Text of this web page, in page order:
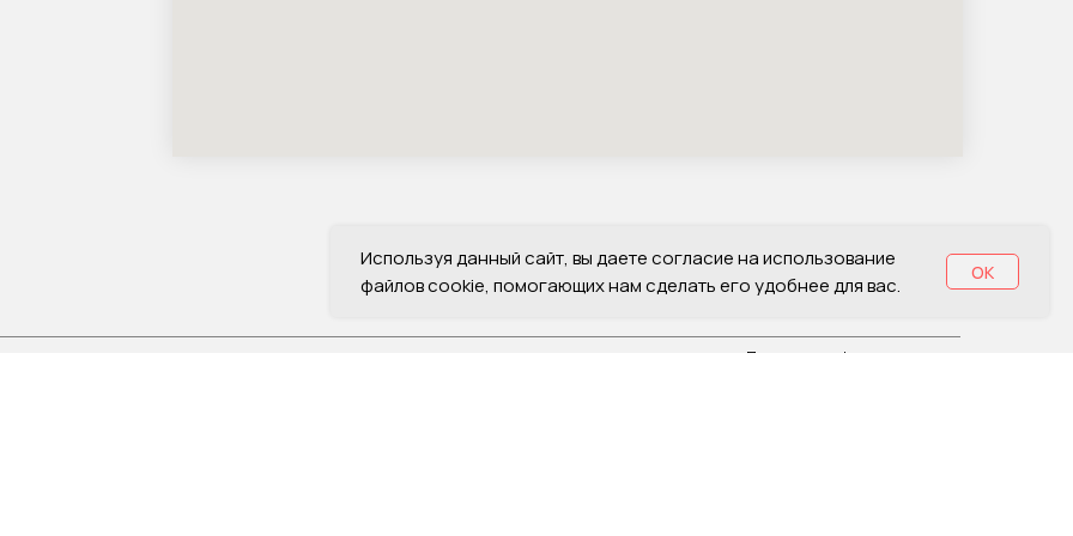
Политика конфиденциальности
Используя данный сайт, вы даете согласие на использование
файлов cookie, помогающих нам сделать его удобнее для вас.
OK